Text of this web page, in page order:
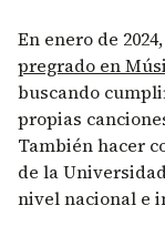
En enero de
pregrado en
buscando
propias
También hacer
de la
nivel nacional e